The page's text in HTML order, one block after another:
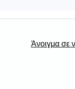
Άνοιγμα σε